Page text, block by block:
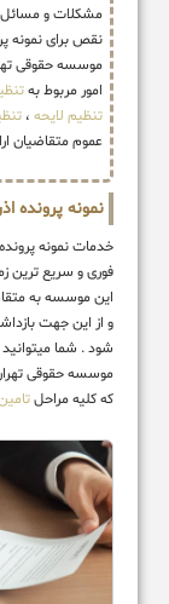
مشکلات و مسائل
نقص برای نمونه
موسسه حقوقی
امور مربوط به
تنظیم لایحه ،
عموم متقاضیان
نمونه پرونده
خدمات نمونه
فوری و سریع ترین
این موسسه به
و از این جهت
شود . شما میتوانید
موسسه حقوقی
که کلیه مراحل